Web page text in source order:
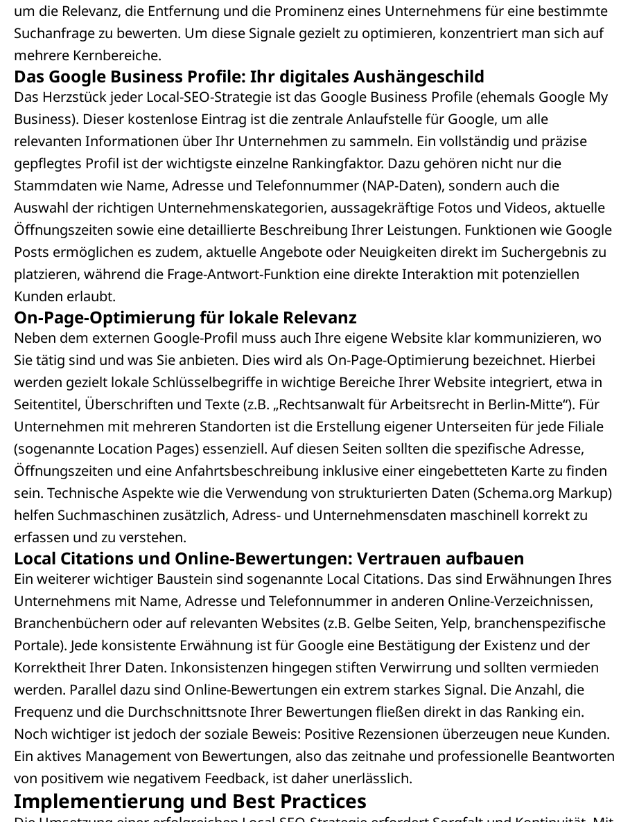
um die Relevanz, die Entfernung und die Prominenz eines Unternehmens für eine bestimmte
Suchanfrage zu bewerten. Um diese Signale gezielt zu optimieren, konzentriert man sich auf
mehrere Kernbereiche.
Das Google Business Profile: Ihr digitales Aushängeschild
Das Herzstück jeder Local-SEO-Strategie ist das Google Business Profile (ehemals Google My
Business). Dieser kostenlose Eintrag ist die zentrale Anlaufstelle für Google, um alle
relevanten Informationen über Ihr Unternehmen zu sammeln. Ein vollständig und präzise
gepflegtes Profil ist der wichtigste einzelne Rankingfaktor. Dazu gehören nicht nur die
Stammdaten wie Name, Adresse und Telefonnummer (NAP-Daten), sondern auch die
Auswahl der richtigen Unternehmenskategorien, aussagekräftige Fotos und Videos, aktuelle
Öffnungszeiten sowie eine detaillierte Beschreibung Ihrer Leistungen. Funktionen wie Google
Posts ermöglichen es zudem, aktuelle Angebote oder Neuigkeiten direkt im Suchergebnis zu
platzieren, während die Frage-Antwort-Funktion eine direkte Interaktion mit potenziellen
Kunden erlaubt.
On-Page-Optimierung für lokale Relevanz
Neben dem externen Google-Profil muss auch Ihre eigene Website klar kommunizieren, wo
Sie tätig sind und was Sie anbieten. Dies wird als On-Page-Optimierung bezeichnet. Hierbei
werden gezielt lokale Schlüsselbegriffe in wichtige Bereiche Ihrer Website integriert, etwa in
Seitentitel, Überschriften und Texte (z.B. „Rechtsanwalt für Arbeitsrecht in Berlin-Mitte“). Für
Unternehmen mit mehreren Standorten ist die Erstellung eigener Unterseiten für jede Filiale
(sogenannte Location Pages) essenziell. Auf diesen Seiten sollten die spezifische Adresse,
Öffnungszeiten und eine Anfahrtsbeschreibung inklusive einer eingebetteten Karte zu finden
sein. Technische Aspekte wie die Verwendung von strukturierten Daten (Schema.org Markup)
helfen Suchmaschinen zusätzlich, Adress- und Unternehmensdaten maschinell korrekt zu
erfassen und zu verstehen.
Local Citations und Online-Bewertungen: Vertrauen aufbauen
Ein weiterer wichtiger Baustein sind sogenannte Local Citations. Das sind Erwähnungen Ihres
Unternehmens mit Name, Adresse und Telefonnummer in anderen Online-Verzeichnissen,
Branchenbüchern oder auf relevanten Websites (z.B. Gelbe Seiten, Yelp, branchenspezifische
Portale). Jede konsistente Erwähnung ist für Google eine Bestätigung der Existenz und der
Korrektheit Ihrer Daten. Inkonsistenzen hingegen stiften Verwirrung und sollten vermieden
werden. Parallel dazu sind Online-Bewertungen ein extrem starkes Signal. Die Anzahl, die
Frequenz und die Durchschnittsnote Ihrer Bewertungen fließen direkt in das Ranking ein.
Noch wichtiger ist jedoch der soziale Beweis: Positive Rezensionen überzeugen neue Kunden.
Ein aktives Management von Bewertungen, also das zeitnahe und professionelle Beantworten
von positivem wie negativem Feedback, ist daher unerlässlich.
Implementierung und Best Practices